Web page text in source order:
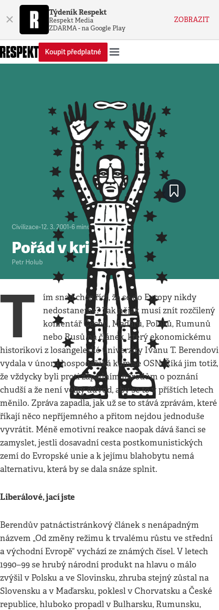
× Týdeník Respekt
Respekt Media
ZDARMA - na Google Play
ZOBRAZIT
Koupit předplatné
Civilizace•12. 3. 2001•6 minut
Pořád v krizi
Petr Holub
T
ím snad chce říct, že se do Evropy nikdy
nedostaneme? Tak nějak musí znít rozčilený
komentář Čechů, Maďarů, Poláků, Rumunů
nebo Rusů na článek, který ekonomickému
historikovi z losangeleské univerzity Ivanu T. Berendovi
vydala v únoru hospodářská komise OSN. Říká jim totiž,
že vždycky byli proti západním národům o poznání
chudší a že není velký důvod, aby se to v příštích letech
měnilo. Zpráva zapadla, jak už se to stává zprávám, které
říkají něco nepříjemného a přitom nejdou jednoduše
vyvrátit. Méně emotivní reakce naopak dává šanci se
zamyslet, jestli dosavadní cesta postkomunistických
zemí do Evropské unie a k jejímu blahobytu nemá
alternativu, která by se dala snáze splnit.
Liberálové, jací jste
Berendův patnáctistránkový článek s nenápadným
názvem „Od změny režimu k trvalému růstu ve střední
a východní Evropě“ vychází ze známých čísel. V letech
1990–99 se hrubý národní produkt na hlavu o málo
zvýšil v Polsku a ve Slovinsku, zhruba stejný zůstal na
Slovensku a v Maďarsku, poklesl v Chorvatsku a České
republice, hluboko propadl v Bulharsku, Rumunsku,